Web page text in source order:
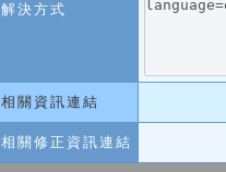
解決方式
相關資訊連結
相關修正資訊連結